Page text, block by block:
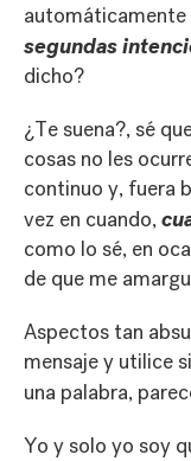
automáticamente
segundas
dicho?
¿Te suena?, sé
cosas no les
continuo y, fuera
vez en cuando,
como lo sé, en
de que me
Aspectos tan
mensaje y utilice
una palabra,
Yo y solo yo soy